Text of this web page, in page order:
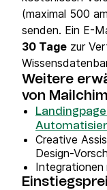
(maximal 500
senden. Ein E-
30 Tage zur
Weitere
von
Creative
Design-
Integrationen